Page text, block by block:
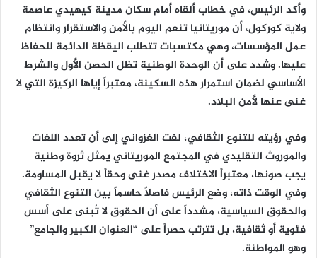
وأكد الرئيس، في خطاب ألقاه أمام سكان مدينة كيهيدي عاصمة
ولاية كوركول، أن موريتانيا تنعم اليوم بالأمن والاستقرار وانتظام
عمل المؤسسات، وهي مكتسبات تتطلب اليقظة الدائمة للحفاظ
عليها. وشدد على أن الوحدة الوطنية تظل الحصن الأول والشرط
الأساسي لضمان استمرار هذه السكينة، معتبراً إياها الركيزة التي لا
غنى عنها لأمن البلاد.
وفي رؤيته للتنوع الثقافي، لفت الغزواني إلى أن تعدد اللغات
والموروث التقليدي في المجتمع الموريتاني يمثل ثروة وطنية
يجب صونها، معتبراً الاختلاف مصدر غنى وحقاً لا يقبل المساومة.
وفي الوقت ذاته، وضع الرئيس فاصلاً حاسماً بين التنوع الثقافي
والحقوق السياسية، مشدداً على أن الحقوق لا تُبنى على أسس
فئوية أو ثقافية، بل تترتب حصراً على “العنوان الكبير والجامع”
وهو المواطنة.